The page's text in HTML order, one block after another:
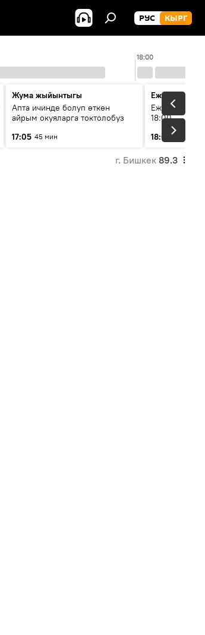
РУС КЫРГ
18:00
Жума жыйынтыгы
Апта ичинде болуп өткөн
айрым окуяларга токтолобуз
17:05 45 мин
Ежедневные
Ежедневные
18:00
18:01
5 мин
г. Бишкек 89.3